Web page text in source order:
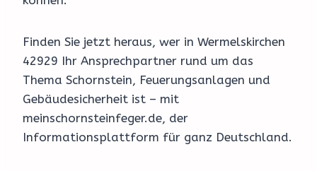
Finden Sie jetzt heraus, wer in Wermelskirchen
42929 Ihr Ansprechpartner rund um das
Thema Schornstein, Feuerungsanlagen und
Gebäudesicherheit ist – mit
meinschornsteinfeger.de, der
Informationsplattform für ganz Deutschland.